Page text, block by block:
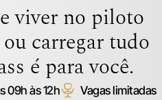
viver no piloto
carregar tudo
é para você.
09h às 12h Vagas limitadas